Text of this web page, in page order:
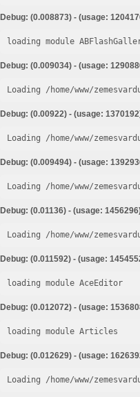
Debug: (0.008873) - (usage:
loading module
Debug: (0.009034) - (usage:
Loading /home/www/
Debug: (0.00922) - (usage:
Loading /home/www/
Debug: (0.009494) - (usage:
Loading /home/www/
Debug: (0.01136) - (usage:
Loading /home/www/
Debug: (0.011592) - (usage:
loading module AceEditor
Debug: (0.012072) - (usage:
loading module Articles
Debug: (0.012629) - (usage:
Loading /home/www/